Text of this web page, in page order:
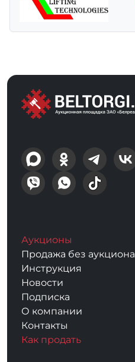
Аукционы
Продажа без аукциона
Инструкция
Новости
Подписка
О компании
Контакты
Как продать